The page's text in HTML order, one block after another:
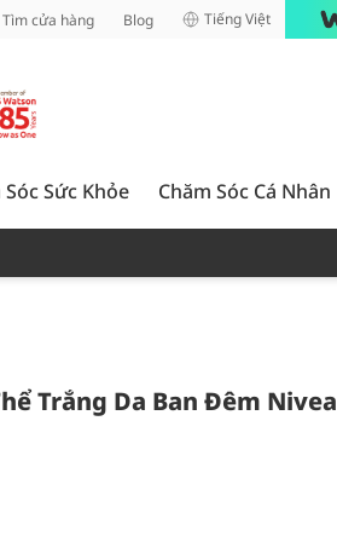
Tìm cửa hàng Blog Tiếng Việt
Sóc Sức Khỏe Chăm Sóc Cá Nhân
Trắng Da Ban Đêm Nivea